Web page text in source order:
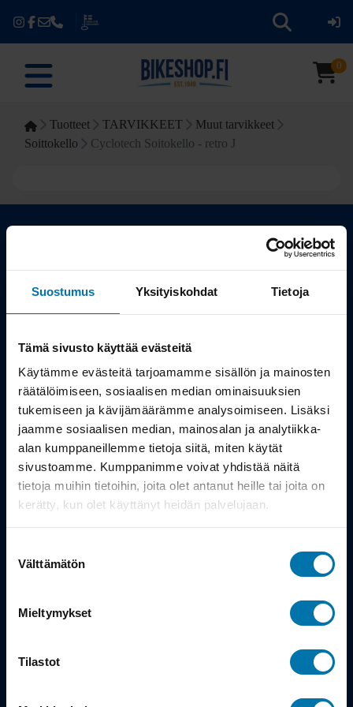
Suostumus Yksityiskohdat Tietoja
Tämä sivusto käyttää evästeitä
Käytämme evästeitä tarjoamamme sisällön ja mainosten
räätälöimiseen, sosiaalisen median ominaisuuksien
tukemiseen ja kävijämäärämme analysoimiseen. Lisäksi
jaamme sosiaalisen median, mainosalan ja analytiikka-
alan kumppaneillemme tietoja siitä, miten käytät
sivustoamme. Kumppanimme voivat yhdistää näitä
tietoja muihin tietoihin, joita olet antanut heille tai joita on
kerätty, kun olet käyttänyt heidän palvelujaan.
valinta
Välttämätön
Mieltymykset
Tilastot
0
Tuotteet TARVIKKEET
Muut tarvikkeet
Soittokello
Cyclotech Soitokello - retro J
Kauppa
Työsuhdepyörä
Info
Toimitus
Takuu ja palautukset